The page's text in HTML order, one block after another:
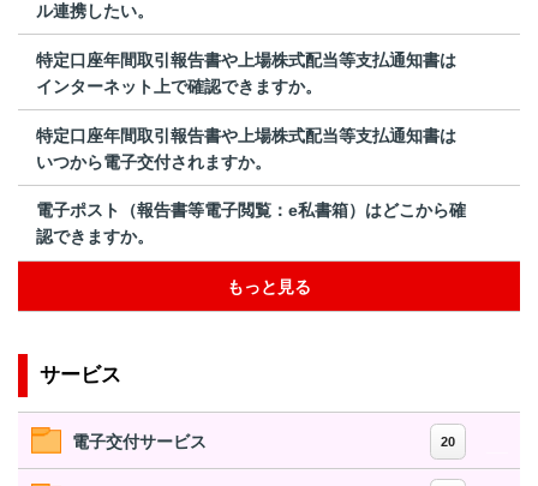
ル連携したい。
特定口座年間取引報告書や上場株式配当等支払通知書は
インターネット上で確認できますか。
特定口座年間取引報告書や上場株式配当等支払通知書は
いつから電子交付されますか。
電子ポスト（報告書等電子閲覧：e私書箱）はどこから確
認できますか。
もっと見る
サービス
電子交付サービス 20